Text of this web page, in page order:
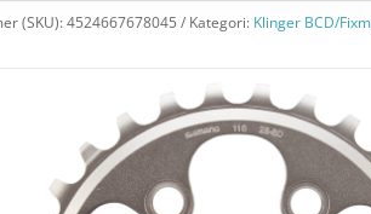
(SKU):4524667678045 Kategori: Klinger BCD/